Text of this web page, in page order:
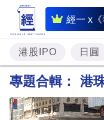
經一 x《
即
時
財
經
題
港股IPO 日圓
專題合輯： 港